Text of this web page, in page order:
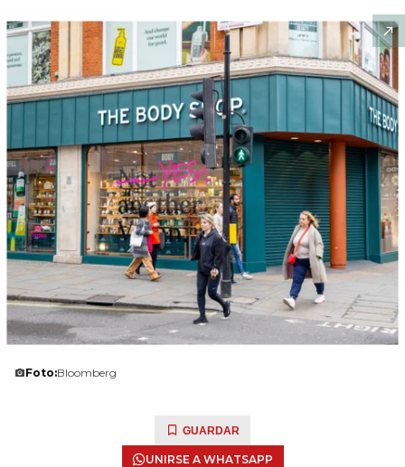
Foto:Bloomberg
GUARDAR
UNIRSE A WHATSAPP